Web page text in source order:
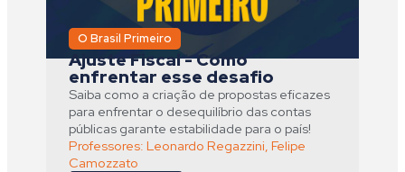
O Brasil Primeiro
Ajuste Fiscal - Como
enfrentar esse desafio
Saiba como a criação de propostas eficazes
para enfrentar o desequilíbrio das contas
públicas garante estabilidade para o país!
Professores: Leonardo Regazzini, Felipe
Camozzato